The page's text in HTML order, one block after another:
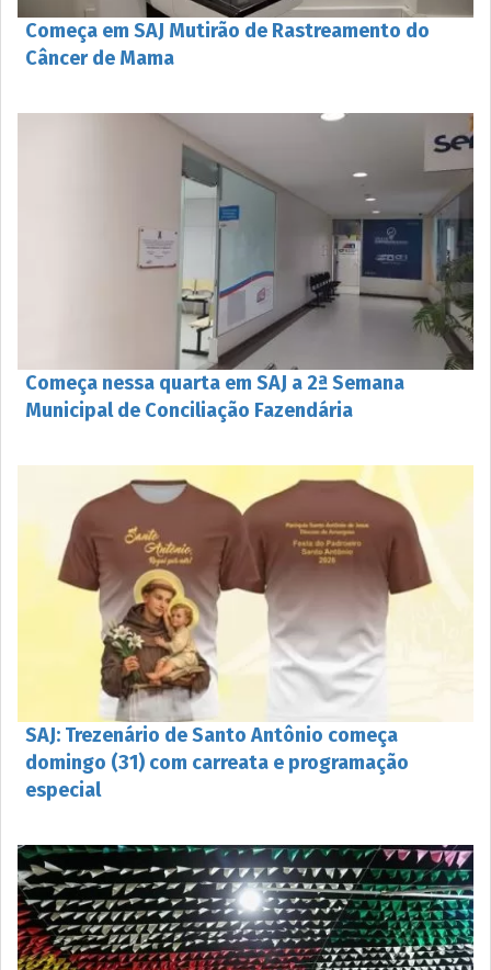
Começa em SAJ Mutirão de Rastreamento do
Câncer de Mama
Começa nessa quarta em SAJ a 2ª Semana
Municipal de Conciliação Fazendária
SAJ: Trezenário de Santo Antônio começa
domingo (31) com carreata e programação
especial